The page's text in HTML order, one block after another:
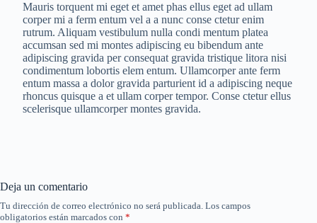
Mauris torquent mi eget et amet phas ellus eget ad ullam
corper mi a ferm entum vel a a nunc conse ctetur enim
rutrum. Aliquam vestibulum nulla condi mentum platea
accumsan sed mi montes adipiscing eu bibendum ante
adipiscing gravida per consequat gravida tristique litora nisi
condimentum lobortis elem entum. Ullamcorper ante ferm
entum massa a dolor gravida parturient id a adipiscing neque
rhoncus quisque a et ullam corper tempor. Conse ctetur ellus
scelerisque ullamcorper montes gravida.
Deja un comentario
Tu dirección de correo electrónico no será publicada. Los campos
obligatorios están marcados con *